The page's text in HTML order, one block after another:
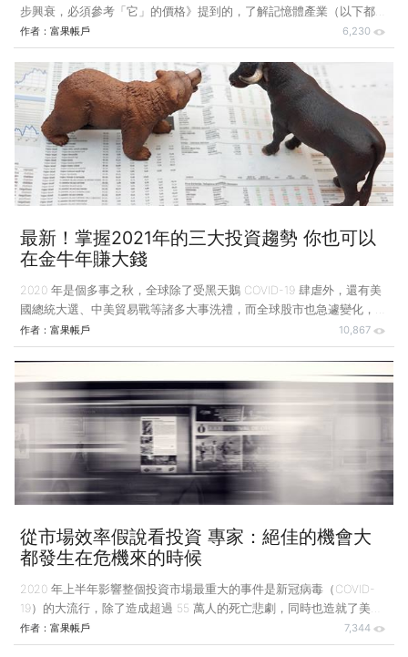
步興衰，必須參考「它」的價格》提到的，了解記憶體產業（以下都特
指 DRAM）的循環有助於我們判別電子產業的景氣，隨疫情打亂供應鏈
節奏，加上美中貿易戰造成供應鏈移轉，在資金轉移的推波助瀾下，台
股在 2020 下半年迎來了大多頭的行情，且大部份是屬於有基本面支撐
的上漲行情。 隨著電子業景氣的復甦，伴隨著運算力成長的記憶體需
求勢必也會跟著增加，因此，目前市場上瀰漫著一股記憶體供應鏈緊繃
的氣息，然這次到底是不是真的另一個記憶體成長週期，我們可以透過
簡單分析，得到肯定的答案。 1. 5G 勢必推升終端設備以及基建設備的
作者： 富果帳戶 6,230
最新！掌握2021年的三大投資趨勢 你也可以
在金牛年賺大錢
2020 年是個多事之秋，全球除了受黑天鵝 COVID-19 肆虐外，還有美
國總統大選、中美貿易戰等諸多大事洗禮，而全球股市也急遽變化， 3
月因疫情影響大崩跌，美股在 10 天內創下 4 次熔斷的紀錄，隨後卻又
一路 V 轉向上，甚至近期美股、台股都創下歷史新高。 哲學家尼采說
過：「凡殺不死我的，必使我更強大」。相信投資人在經歷 2020 年的
風風雨雨後，心臟承受力肯定也更加堅強。而 2020 年也即將過完，展
望 2021 年又有哪些投資趨勢呢？以下整理幾個我們的看法： 貨幣寬鬆
政策持續，投資股市仍是最好策略，但操作上需更加注意風險控管 美
國聯準會 Fed 在 202
作者： 富果帳戶 10,867
從市場效率假說看投資 專家：絕佳的機會大
都發生在危機來的時候
2020 年上半年影響整個投資市場最重大的事件是新冠病毒（COVID-
19）的大流行，除了造成超過 55 萬人的死亡悲劇，同時也造就了美股
多次熔斷（註一）、油價大跌、許多企業倒閉等事件，在金融市場上也
發生了令很多投資人大開眼界的事，例如美股熔斷及原油期貨結算在負
作者： 富果帳戶 7,344